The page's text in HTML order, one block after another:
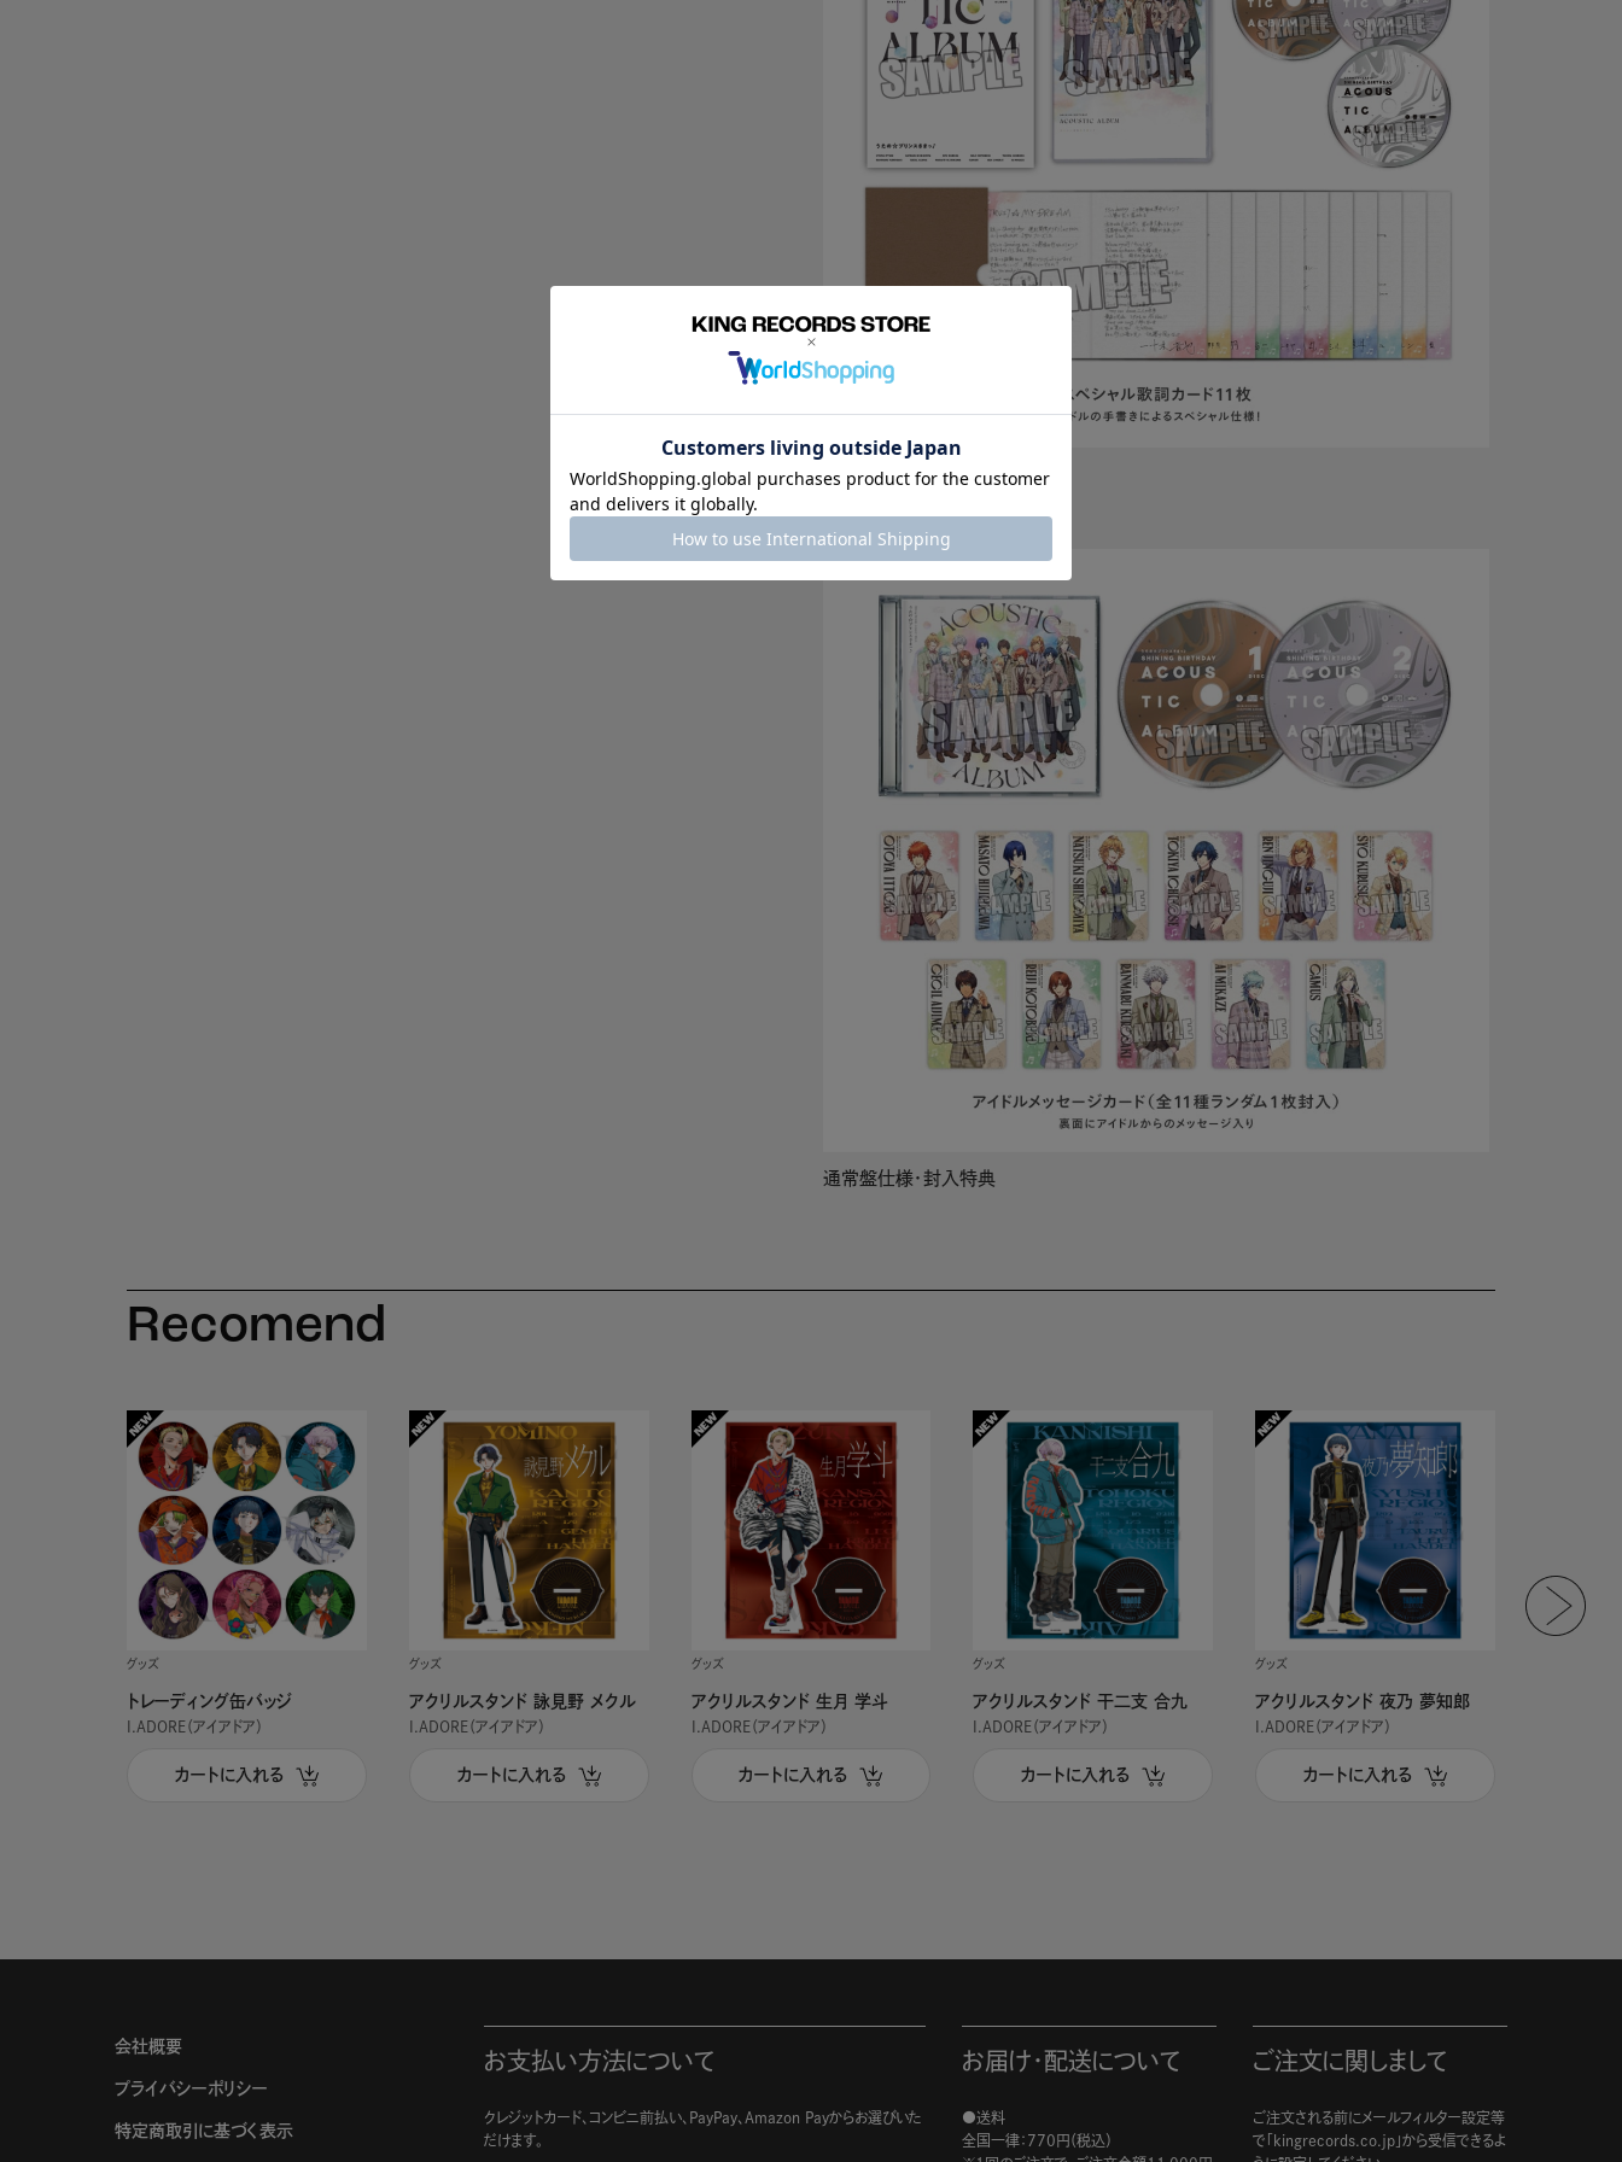
初回限定盤仕様・封入特典
通常盤仕様・封入特典
Recomend
グッズ
トレーディング缶バッジ
I.ADORE（アイアドア）
カートに入れる
グッズ
アクリルスタンド 詠見野 メクル
I.ADORE（アイアドア）
カートに入れる
グッズ
アクリルスタンド 生月 学斗
I.ADORE（アイアドア）
カートに入れる
グッズ
アクリルスタンド 干二支 合九
I.ADORE（アイアドア）
カートに入れる
グッズ
アクリルスタンド 夜乃 夢知郎
I.ADORE（アイアドア）
カートに入れる
会社概要
プライバシーポリシー
特定商取引に基づく表示
お支払い方法について
クレジットカード、コンビニ前払い、PayPay、Amazon Payからお選びいた
だけます。
お届け・配送について
●送料
全国一律：770円（税込）
ご注文に関しまして
ご注文される前にメールフィルター設定等
で「kingrecords.co.jp」から受信できるよ